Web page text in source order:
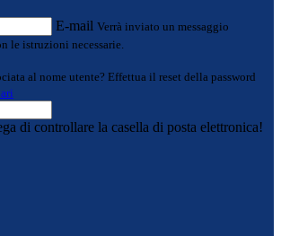
E-mail Verrà inviato un messaggio
le istruzioni necessarie.
al nome utente? Effettua il reset della password
di controllare la casella di posta elettronica!